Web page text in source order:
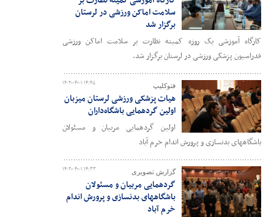
سلامت اماکن ورزشی در لرستان
برگزار شد
کارگاه آموزشی یک‌ روزه کمیته نظارت بر سلامت اماکن ورزشی
فدراسیون پزشکی ورزشی در لرستان برگزار شد.
۱۴۰۲-۰۴-۰۱ ۱۴:۴۵ فتوکلیپ
هیات پزشکی ورزشی لرستان میزبان
اولین گردهمایی باشگاه‌داران
اولین گردهمایی مربیان و مسئولان
باشگاههای بدنسازی و پرورش اندام خرم آباد
۱۴۰۲-۰۴-۰۱ ۱۴:۳۳ گزارش تصویری
گردهمایی مربیان و مسئولان
باشگاههای بدنسازی و پرورش اندام
خرم آباد